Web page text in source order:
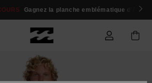
/ s'inscrireGagnez la planche emblématique d'Andy